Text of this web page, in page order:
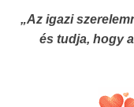
„Az igazi
és tudja, hogy